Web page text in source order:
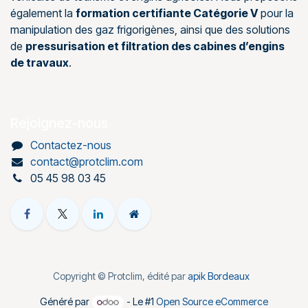
également la formation certifiante Catégorie Vpour la
manipulation des gaz frigorigènes, ainsi que des solutions
de pressurisation et filtration des cabines d’engins
de travaux.
Contactez-nous
contact@protclim.com
05 45 98 03 45
Copyright © Protclim, édité parapik Bordeaux
Généré par - Le #1Open Source eCommerce